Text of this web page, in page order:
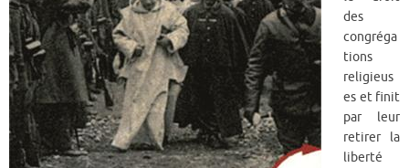
des
congréga
tions
religieus
es et finit
par leur
retirer la
liberté